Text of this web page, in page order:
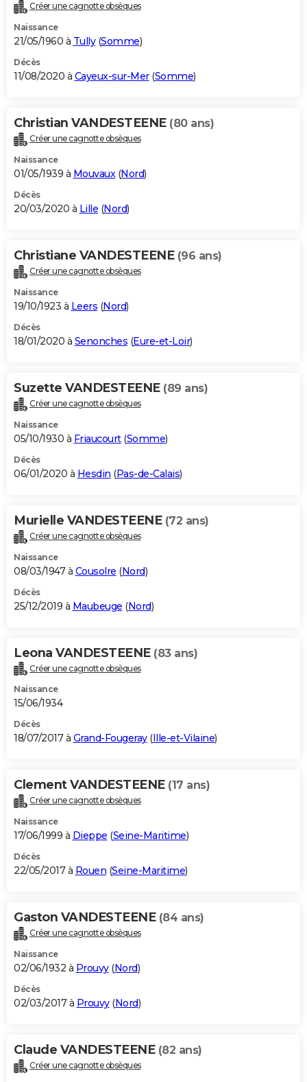
Créer une cagnotte obsèques
Naissance
21/05/1960 à Tully(Somme)
Décès
11/08/2020 à Cayeux-sur-Mer(Somme)
Christian VANDESTEENE (80 ans)
Créer une cagnotte obsèques
Naissance
01/05/1939 à Mouvaux(Nord)
Décès
20/03/2020 à Lille (Nord)
Christiane VANDESTEENE (96 ans)
Créer une cagnotte obsèques
Naissance
19/10/1923 à Leers (Nord)
Décès
18/01/2020 à Senonches (Eure-et-Loir)
Suzette VANDESTEENE (89 ans)
Créer une cagnotte obsèques
Naissance
05/10/1930 à Friaucourt(Somme)
Décès
06/01/2020 à Hesdin (Pas-de-Calais)
Murielle VANDESTEENE (72 ans)
Créer une cagnotte obsèques
Naissance
08/03/1947 à Cousolre (Nord)
Décès
25/12/2019 à Maubeuge (Nord)
Leona VANDESTEENE (83 ans)
Créer une cagnotte obsèques
Naissance
15/06/1934
Décès
18/07/2017 à Grand-Fougeray(Ille-et-Vilaine)
Clement VANDESTEENE (17 ans)
Créer une cagnotte obsèques
Naissance
17/06/1999 à Dieppe (Seine-Maritime)
Décès
22/05/2017 à Rouen (Seine-Maritime)
Gaston VANDESTEENE (84 ans)
Créer une cagnotte obsèques
Naissance
02/06/1932 à Prouvy(Nord)
Décès
02/03/2017 à Prouvy(Nord)
Claude VANDESTEENE (82 ans)
Créer une cagnotte obsèques